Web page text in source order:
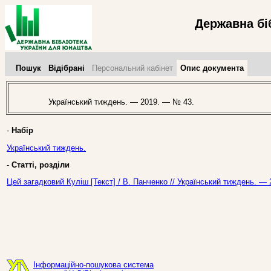
Державна
Пошук Відібрані Персональний кабінет Опис документа
Український тиждень. — 2019. — № 43.
- Набір
Український тиждень.
- Статті, розділи
Цей загадковий Куліш [Текст] / В. Панченко // Український
Інформаційно-пошукова система